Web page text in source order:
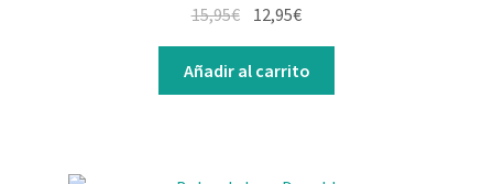
15,95€ 12,95€
Añadir al carrito